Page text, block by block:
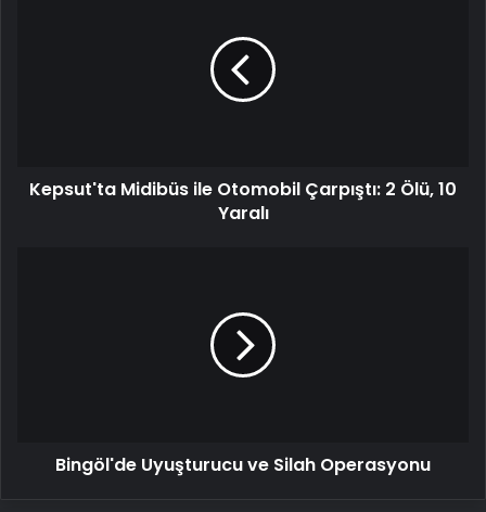
Kepsut'ta Midibüs ile Otomobil Çarpıştı: 2 Ölü, 10
Yaralı
Bingöl'de Uyuşturucu ve Silah Operasyonu